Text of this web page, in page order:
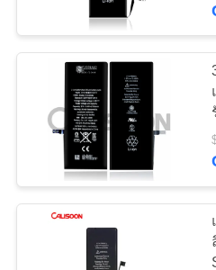
PRIVACY
POLICY
แบตเตอรี่
ถือแบบถอ
การเปลี่ย